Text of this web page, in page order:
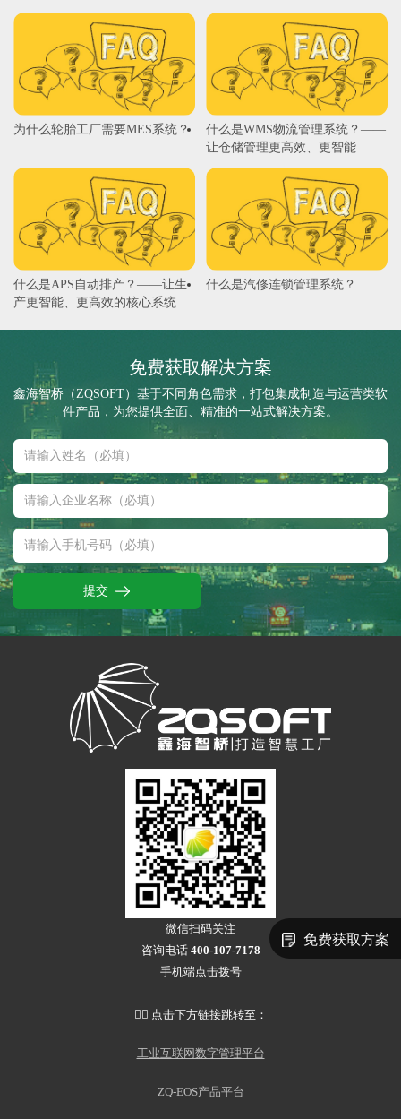
为什么轮胎工厂需要MES系统？
​什么是WMS物流管理系统？——
让仓储管理更高效、更智能
什么是APS自动排产？——让生
产更智能、更高效的核心系统
什么是汽修连锁管理系统？
免费获取解决方案
鑫海智桥（ZQSOFT）基于不同角色需求，打包集成制造与运营类软
件产品，为您提供全面、精准的一站式解决方案。
提交
微信扫码关注
咨询电话 400-107-7178
手机端点击拨号
👇🏻 点击下方链接跳转至：
工业互联网数字管理平台
ZQ-EOS产品平台
免费获取方案